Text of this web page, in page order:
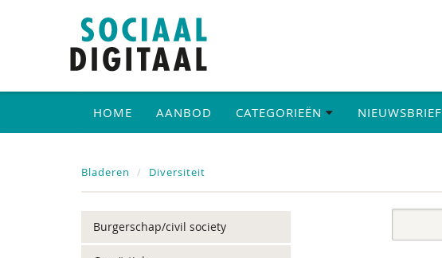
HOME AANBOD CATEGORIEËN NIEUWSBRIEF
Bladeren Diversiteit
Burgerschap/civil society